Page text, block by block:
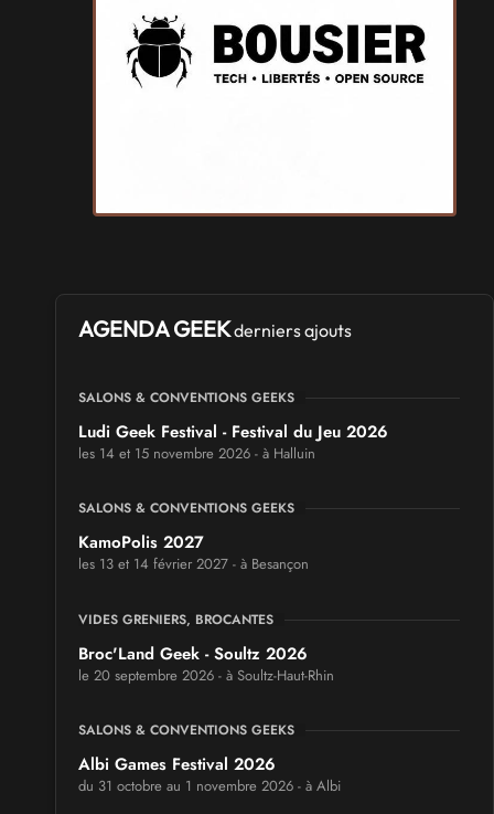
AGENDA GEEKderniers ajouts
SALONS & CONVENTIONS GEEKS
Ludi Geek Festival - Festival du Jeu 2026
les 14 et 15 novembre 2026 - à Halluin
SALONS & CONVENTIONS GEEKS
KamoPolis 2027
les 13 et 14 février 2027 - à Besançon
VIDES GRENIERS, BROCANTES
Broc'Land Geek - Soultz 2026
le 20 septembre 2026 - à Soultz-Haut-Rhin
SALONS & CONVENTIONS GEEKS
Albi Games Festival 2026
du 31 octobre au 1 novembre 2026 - à Albi